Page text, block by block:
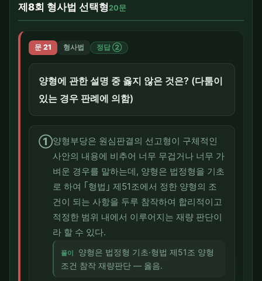
제8회 형사법 선택형20문
문 21 형사법 정답 ②
양형에 관한 설명 중 옳지 않은 것은? (다툼이
있는 경우 판례에 의함)
①양형부당은 원심판결의 선고형이 구체적인
사안의 내용에 비추어 너무 무겁거나 너무 가
벼운 경우를 말하는데, 양형은 법정형을 기초
로 하여 ｢형법｣ 제51조에서 정한 양형의 조
건이 되는 사항을 두루 참작하여 합리적이고
적정한 범위 내에서 이루어지는 재량 판단이
라 할 수 있다.
풀이
양형은 법정형 기초·형법 제51조 양형
조건 참작 재량판단 — 옳음.